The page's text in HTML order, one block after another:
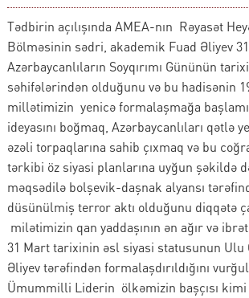
Tədbirin açılışında AMEA-nın Rəyasət
Bölməsinin sədri, akademik Fuad Əliyev
Azərbaycanlıların Soyqırımı Gününün
səhifələrindən olduğunu və bu hadisənin
millətimizin yenicə formalaşmağa
ideyasını boğmaq, Azərbaycanlıları qətlə
əzəli torpaqlarına sahib çıxmaq və bu
tərkibi öz siyasi planlarına uyğun şəkildə
məqsədilə bolşevik-daşnak alyansı
düsünülmiş terror aktı olduğunu diqqətə
milətimizin qan yaddaşının ən ağır və
31 Mart tarixinin əsl siyasi statusunun Ulu
Əliyev tərəfindən formalaşdırıldığını
Ümummilli Liderin ölkəmizin başçısı kimi